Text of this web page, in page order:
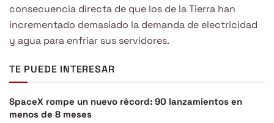
consecuencia directa de que los de la Tierra han
incrementado demasiado la demanda de electricidad
y agua para enfriar sus servidores.
TE PUEDE INTERESAR
SpaceX rompe un nuevo récord: 90 lanzamientos en
menos de 8 meses